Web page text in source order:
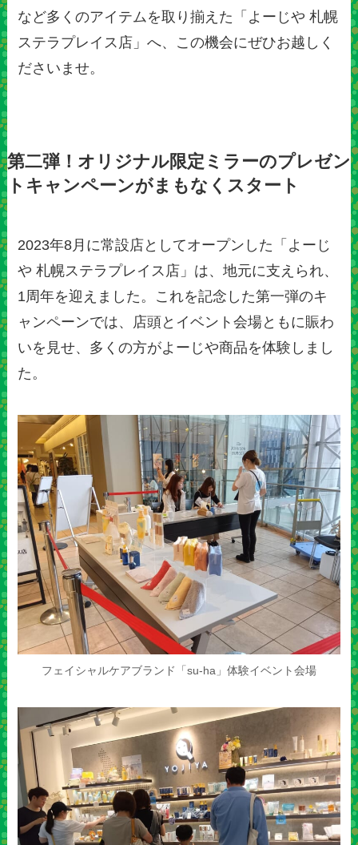
など多くのアイテムを取り揃えた「よーじや 札幌
ステラプレイス店」へ、この機会にぜひお越しく
ださいませ。
第二弾！オリジナル限定ミラーのプレゼン
トキャンペーンがまもなくスタート
2023年8月に常設店としてオープンした「よーじ
や 札幌ステラプレイス店」は、地元に支えられ、
1周年を迎えました。これを記念した第一弾のキ
ャンペーンでは、店頭とイベント会場ともに賑わ
いを見せ、多くの方がよーじや商品を体験しまし
た。
フェイシャルケアブランド「su-ha」体験イベント会場